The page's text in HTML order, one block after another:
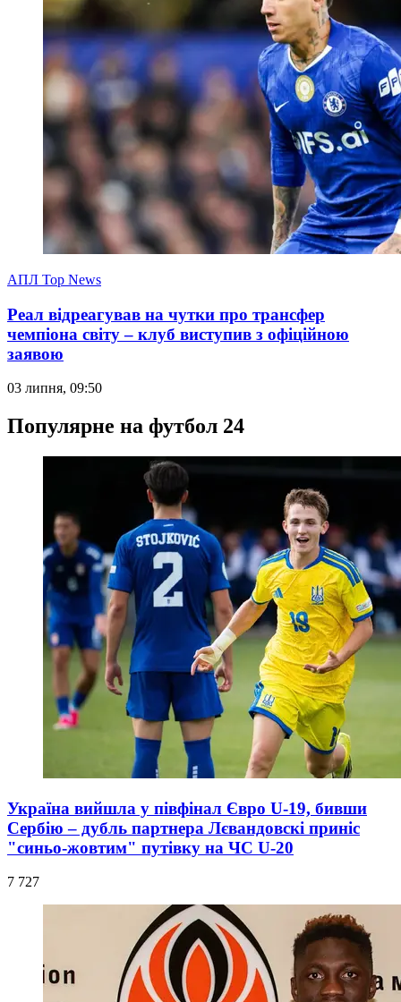
АПЛ Top News
Реал відреагував на чутки про трансфер
чемпіона світу – клуб виступив з офіційною
заявою
03 липня, 09:50
Популярне на футбол 24
Україна вийшла у півфінал Євро U-19, бивши
Сербію – дубль партнера Лєвандовскі приніс
"синьо-жовтим" путівку на ЧС U-20
7 727